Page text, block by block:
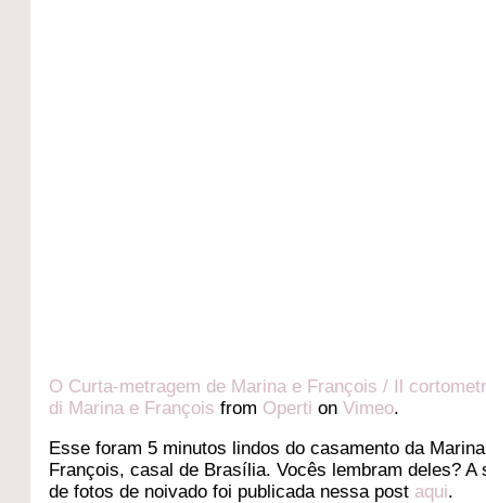
O Curta-metragem de Marina e François / Il
di Marina e François from Operti onVimeo.
Esse foram 5 minutos lindos do casamento da
François, casal de Brasília. Vocês lembram deles? A
de fotos de noivado foi publicada nessa post aqui.